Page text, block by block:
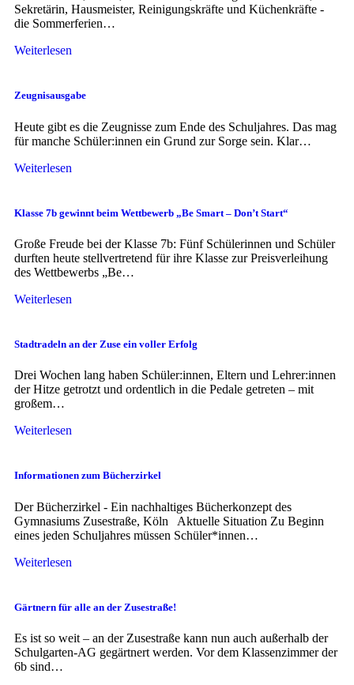
Sekretärin, Hausmeister, Reinigungskräfte und Küchenkräfte -
die Sommerferien…
Weiterlesen
Zeugnisausgabe
Heute gibt es die Zeugnisse zum Ende des Schuljahres. Das mag
für manche Schüler:innen ein Grund zur Sorge sein. Klar…
Weiterlesen
Klasse 7b gewinnt beim Wettbewerb „Be Smart – Don’t Start“
Große Freude bei der Klasse 7b: Fünf Schülerinnen und Schüler
durften heute stellvertretend für ihre Klasse zur Preisverleihung
des Wettbewerbs „Be…
Weiterlesen
Stadtradeln an der Zuse ein voller Erfolg
Drei Wochen lang haben Schüler:innen, Eltern und Lehrer:innen
der Hitze getrotzt und ordentlich in die Pedale getreten – mit
großem…
Weiterlesen
Informationen zum Bücherzirkel
Der Bücherzirkel - Ein nachhaltiges Bücherkonzept des
Gymnasiums Zusestraße, Köln Aktuelle Situation Zu Beginn
eines jeden Schuljahres müssen Schüler*innen…
Weiterlesen
Gärtnern für alle an der Zusestraße!
Es ist so weit – an der Zusestraße kann nun auch außerhalb der
Schulgarten-AG gegärtnert werden. Vor dem Klassenzimmer der
6b sind…